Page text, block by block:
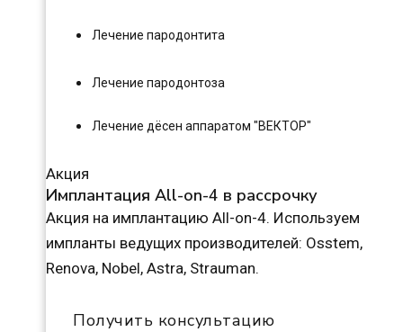
Лечение пародонтита
Лечение пародонтоза
Лечение дёсен аппаратом "ВЕКТОР"
Акция
Имплантация All-on-4 в рассрочку
Акция на имплантацию All-on-4. Используем
импланты ведущих производителей: Osstem,
Renova, Nobel, Astra, Strauman.
Получить консультацию